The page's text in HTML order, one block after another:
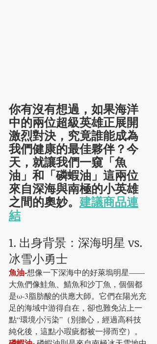
你有沒有想過，如果海洋
中的兩位超級英雄正展開
激烈對決，究竟誰能成為
我們健康的最佳夥伴？今
天，就讓我們一窺「魚
油」和「磷蝦油」這兩位
來自深海與南極的小英雄
之間的奧妙。 建議商品連
結
1. 出身背景：深海明星 vs.
冰雪小勇士
魚油-想像一下深海中的好萊塢明星——
大魚們像鮭魚、鯖魚和沙丁魚，個個都
是ω-3脂肪酸的供應大師。它們在陽光充
足的海域中游得自在，卻也難免沾上一
點“環境小污染”（別擔心，經過高科技
純化後，這點小瑕疵都被一掃而空）。